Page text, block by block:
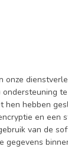
hen hebben
en een
van de
gegevens